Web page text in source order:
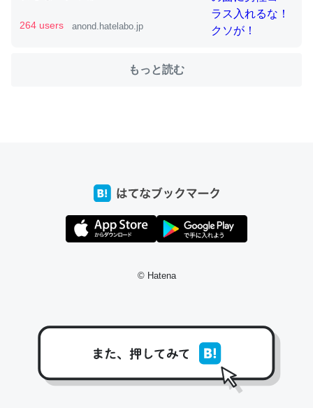
─たまにLINEするくらいだった遠方の父67歳と僕。ITツール導入で
それを実質100倍以上に伸ばす効果があるはず……
─たまにLINEするくらいだった遠方の父67歳と僕。ITツール導入で
コミュニケーションが劇的に変化した｜tayorini by LIFULL介護
回線代ほとんどかからないですよ。参考：
https://toyoshi.hatenablog.com/entry/2019/05/15/1805
34
─たまにLINEするくらいだった遠方の父67歳と僕。ITツール導入で
264 users anond.hatelabo.jp
もっと読む
© Hatena